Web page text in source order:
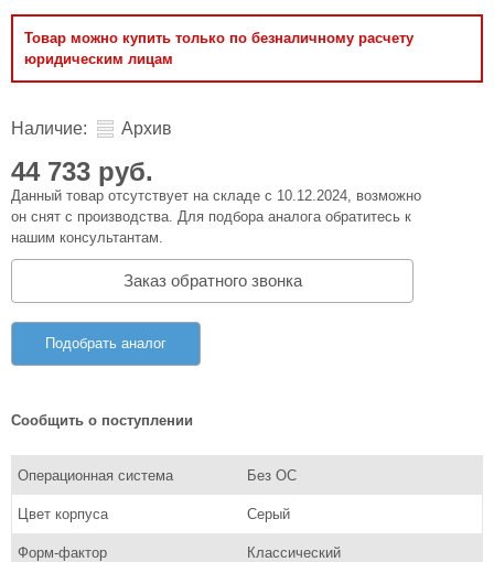
Товар можно купить только по безналичному расчету
юридическим лицам
Наличие: Архив
44 733 руб.
Данный товар отсутствует на складе с 10.12.2024, возможно
он снят с производства. Для подбора аналога обратитесь к
нашим консультантам.
Заказ обратного звонка
Подобрать аналог
Сообщить о поступлении
Операционная система Без ОС
Цвет корпуса Серый
Форм-фактор Классический